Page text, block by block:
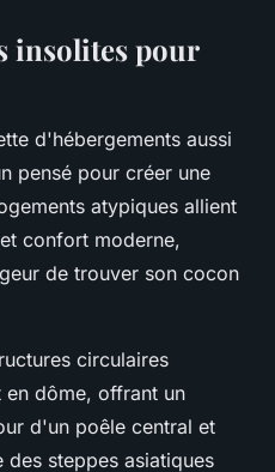
insolites pour
d'hébergements aussi
pensé pour créer une
atypiques allient
confort moderne,
de trouver son cocon
circulaires
dôme, offrant un
d'un poêle central et
steppes asiatiques